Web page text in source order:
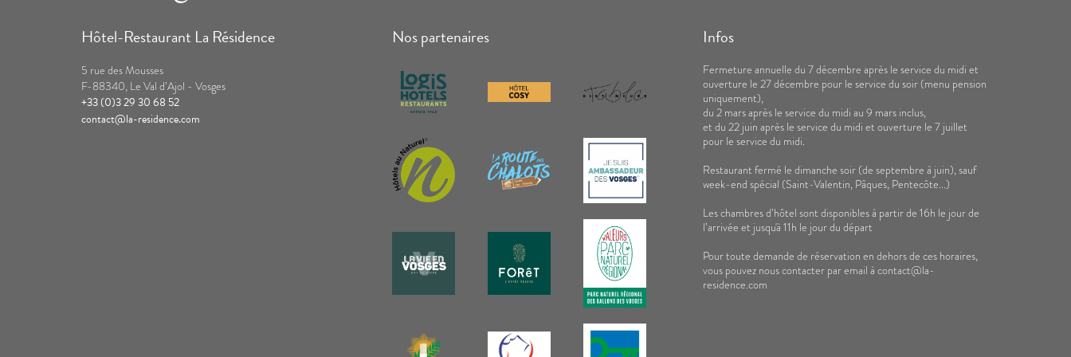
Hôtel-Restaurant La Résidence
5 rue des Mousses
F-88340, Le Val d’Ajol - Vosges
+33 (0)3 29 30 68 52
contact@la-residence.com
Nos partenaires Infos
Fermeture annuelle du 7 décembre après le service du midi et
ouverture le 27 décembre pour le service du soir (menu pension
uniquement),
du 2 mars après le service du midi au 9 mars inclus,
et du 22 juin après le service du midi et ouverture le 7 juillet
pour le service du midi.
Restaurant fermé le dimanche soir (de septembre à juin), sauf
week-end spécial (Saint-Valentin, Pâques, Pentecôte...)
Les chambres d’hôtel sont disponibles à partir de 16h le jour de
l’arrivée et jusqu'à 11h le jour du départ
Pour toute demande de réservation en dehors de ces horaires,
vous pouvez nous contacter par email à contact@la-
residence.com